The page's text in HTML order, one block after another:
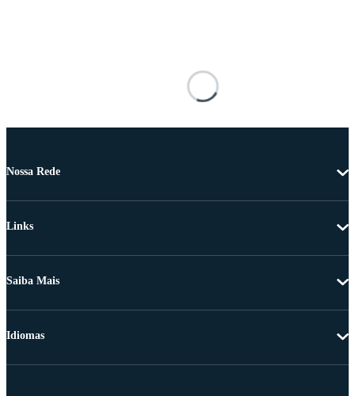
Nossa Rede
Links
Saiba Mais
Idiomas